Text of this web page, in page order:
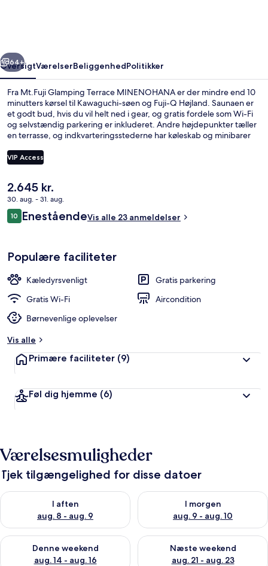
Næste
64+
OversigtVærelserBeliggenhedPolitikker
Fra Mt.Fuji Glamping Terrace MINENOHANA er der mindre end 10
minutters kørsel til Kawaguchi-søen og Fuji-Q Højland. Saunaen er
et godt bud, hvis du vil helt ned i gear, og gratis fordele som Wi-Fi
og selvstændig parkering er inkluderet. Andre højdepunkter tæller
en terrasse, og indkvarteringsstederne har køleskab og minibarer
VIP Access
Den
nuværende
pris
er
2.645 kr.
30. aug. - 31. aug.
Anmeldelser
1010 ud af 10.
EneståendeVis alle 23 anmeldelser
Populære faciliteter
Kæledyrsvenligt
Gratis parkering
Gratis Wi-Fi
Aircondition
Børnevenlige oplevelser
Vis alle
Primære faciliteter (9)
Føl dig hjemme (6)
Værelsesmuligheder
Tjek tilgængelighed for disse datoer
I aften
aug. 8 - aug. 9
Tjek tilgængelighed for i aften aug. 8 - aug. 9
I morgen
aug. 9 - aug. 10
Tjek tilgængelighed for i
Denne weekend
aug. 14 - aug. 16
Tjek tilgængelighed for denne weekend aug. 14 - aug. 16
Næste weekend
aug. 21 - aug. 23
Tjek tilgængelighed for næste